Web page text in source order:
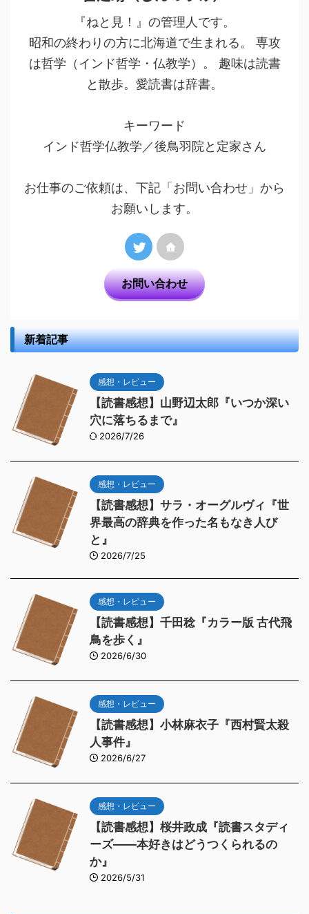
『ねと見！』の管理人です。
昭和の終わりの方に北海道で生まれる。 専攻
は哲学（インド哲学・仏教学）。 趣味は読書
と散歩。愛読書は辞書。
キーワード
インド哲学仏教学／後鳥羽院と定家さん
お仕事のご依頼は、下記「お問い合わせ」から
お願いします。
お問い合わせ
新着記事
感想・レビュー
【読書感想】山野辺太郎『いつか深い
穴に落ちるまで』
2026/7/26
感想・レビュー
【読書感想】サラ・オーグルヴィ『世
界最高の辞典を作った名もなき人び
と』
2026/7/25
感想・レビュー
【読書感想】千田稔『カラー版 古代飛
鳥を歩く』
2026/6/30
感想・レビュー
【読書感想】小林麻衣子『西村賢太殺
人事件』
2026/6/27
感想・レビュー
【読書感想】桜井政成『読書スタディ
ーズ――本好きはどうつくられるの
か』
2026/5/31